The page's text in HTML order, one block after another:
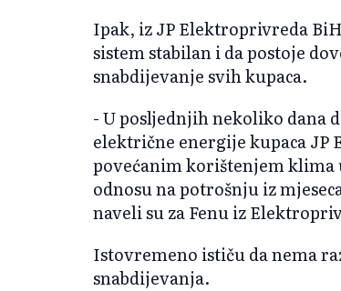
Ipak, iz JP Elektroprivreda
sistem stabilan i da postoje
snabdijevanje svih kupaca.
- U posljednjih nekoliko dana
električne energije kupaca
povećanim korištenjem klima
odnosu na potrošnju iz
naveli su za Fenu iz
Istovremeno ističu da nema
snabdijevanja.